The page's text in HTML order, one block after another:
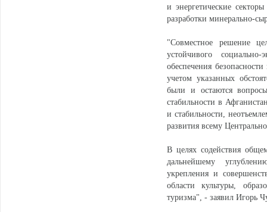
и энергетические
разработки минерально-
"Совместное решение
устойчивого
обеспечения
учетом указанных
были и остаются
стабильности в
и стабильности,
развития всему
В целях содействия
дальнейшему
укрепления и
области культуры,
туризма", - заявил Игорь